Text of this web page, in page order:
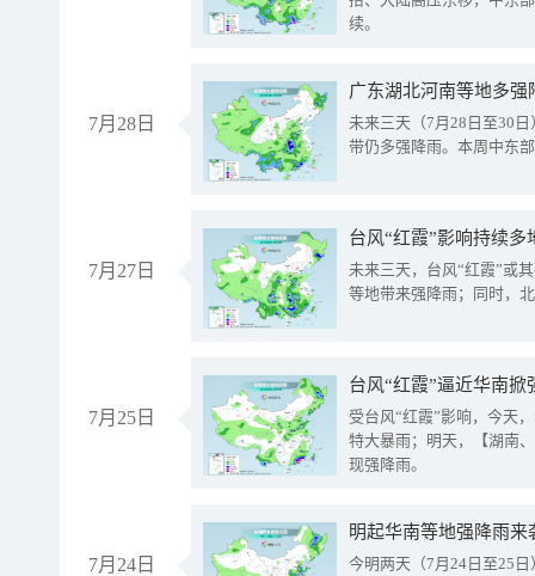
续。
7月28日
广东湖北河南等地多
未来三天（7月28日至30
带仍多强降雨。本周中东
7月27日
台风“红霞”影响持续
未来三天，台风“红霞”或
等地带来强降雨；同时，
7月25日
台风“红霞”逼近华南
受台风“红霞”影响，今天
特大暴雨；明天，【湖南
现强降雨。
7月24日
明起华南等地强降雨
今明两天（7月24日至25